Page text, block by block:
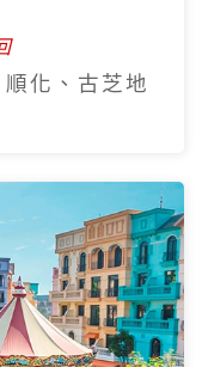
越全覽9